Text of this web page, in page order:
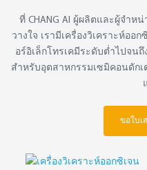
ที่ CHANG AI ผู้ผลิตและผู้จำห
วางใจ เรามีเครื่องวิเคราะห์ออ
อร์อิเล็กโทรเคมีระดับต่ำไปจน
สำหรับอุตสาหกรรมเซมิคอนดัก
ขอใบเ